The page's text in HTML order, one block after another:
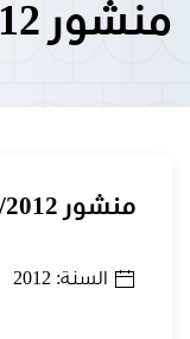
منشور 7/2012
منشور 7/2012
السنة: 2012